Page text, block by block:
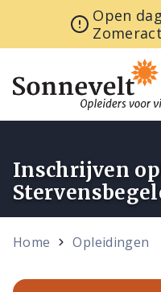
Open
Inschrijven
Home Opleidingen